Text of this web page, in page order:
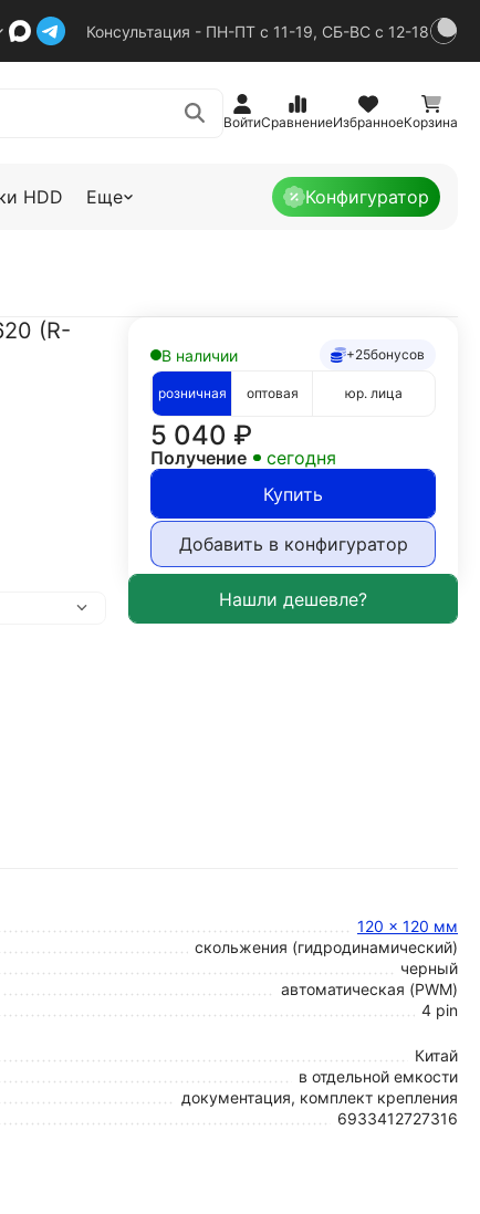
Консультация - ПН-ПТ с 11-19, СБ-ВС с 12-18
ВойтиСравнениеИзбранноеКорзина
HDD Еще Конфигуратор
(R-
В наличии +25бонусов
розничная оптовая юр. лица
5 040 ₽
Получение
сегодня
Купить
Добавить в конфигуратор
120 x 120 мм
скольжения (гидродинамический)
черный
автоматическая (PWM)
4 pin
Китай
в отдельной емкости
документация, комплект крепления
6933412727316